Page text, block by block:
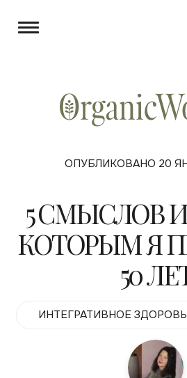
ОПУБЛИКОВАНО 20
5 СМЫСЛОВ
КОТОРЫМ Я
50
ИНТЕГРАТИВНОЕ